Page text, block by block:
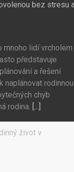
bez stresu
mnoho lidí vrcholem
představuje
a řešení
naplánovat rodinnou
chyb
rodina. [...]
život v